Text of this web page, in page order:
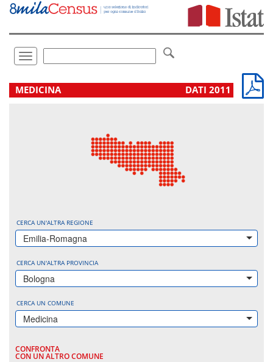
Vai
direttamente
Toggle
navigation
.
MEDICINA DATI 2011
CERCA UN'ALTRA REGIONE
Emilia-Romagna
CERCA UN'ALTRA PROVINCIA
Bologna
CERCA UN COMUNE
Medicina
CONFRONTA
CON UN ALTRO COMUNE